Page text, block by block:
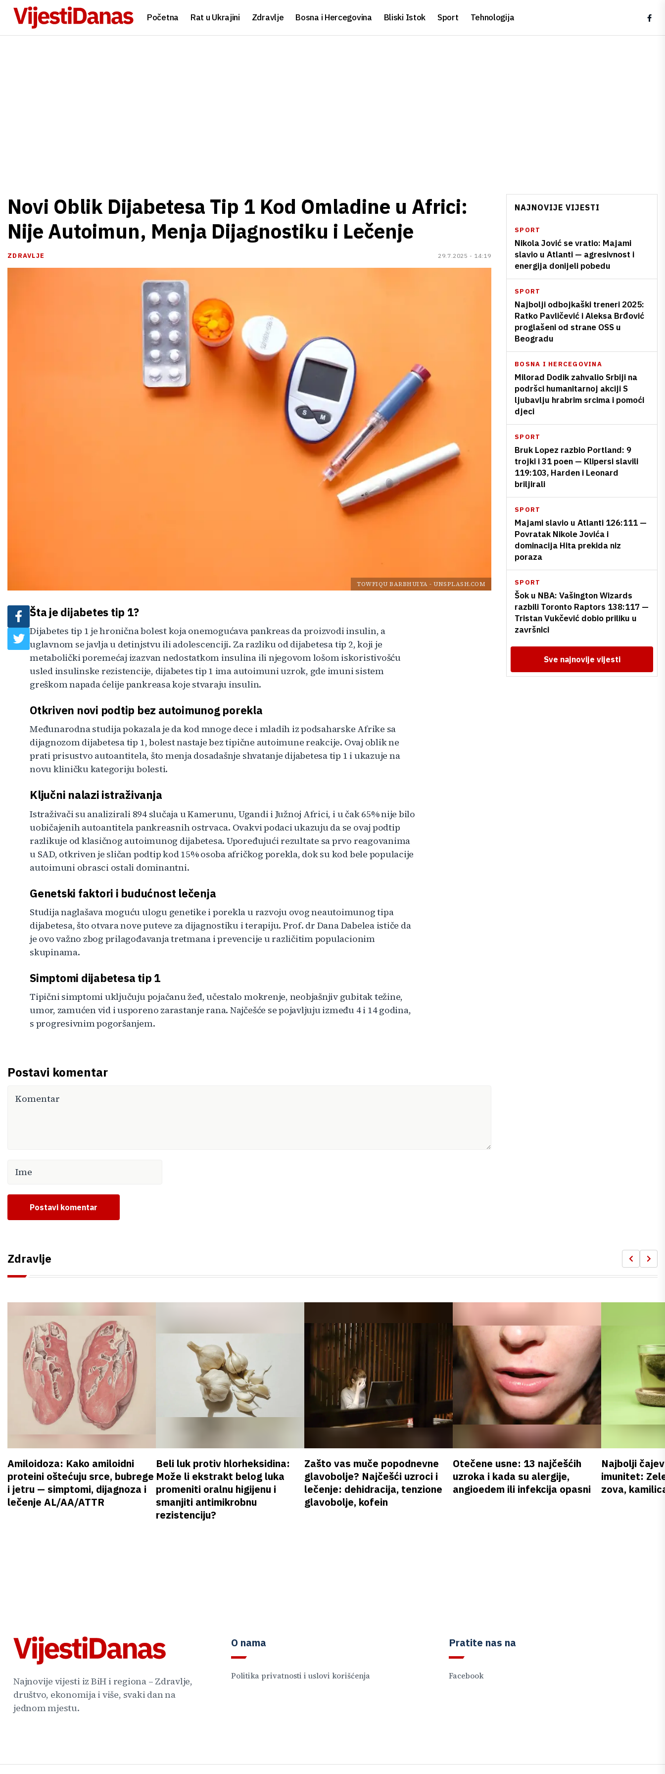
Početna Rat u Ukrajini Zdravlje Bosna i Hercegovina Bliski Istok Sport Tehnologija
Novi Oblik Dijabetesa Tip 1 Kod Omladine u Africi:
Nije Autoimun, Menja Dijagnostiku i Lečenje
ZDRAVLJE 29.7.2025 - 14:19
TOWFIQU BARBHUIYA - UNSPLASH.COM
Šta je dijabetes tip 1?
Dijabetes tip 1 je hronična bolest koja onemogućava pankreas da proizvodi insulin, a
uglavnom se javlja u detinjstvu ili adolescenciji. Za razliku od dijabetesa tip 2, koji je
metabolički poremećaj izazvan nedostatkom insulina ili njegovom lošom iskoristivošću
usled insulinske rezistencije, dijabetes tip 1 ima autoimuni uzrok, gde imuni sistem
greškom napada ćelije pankreasa koje stvaraju insulin.
Otkriven novi podtip bez autoimunog porekla
Međunarodna studija pokazala je da kod mnoge dece i mladih iz podsaharske Afrike sa
dijagnozom dijabetesa tip 1, bolest nastaje bez tipične autoimune reakcije. Ovaj oblik ne
prati prisustvo autoantitela, što menja dosadašnje shvatanje dijabetesa tip 1 i ukazuje na
novu kliničku kategoriju bolesti.
Ključni nalazi istraživanja
Istraživači su analizirali 894 slučaja u Kamerunu, Ugandi i Južnoj Africi, i u čak 65% nije bilo
uobičajenih autoantitela pankreasnih ostrvaca. Ovakvi podaci ukazuju da se ovaj podtip
razlikuje od klasičnog autoimunog dijabetesa. Upoređujući rezultate sa prvo reagovanima
u SAD, otkriven je sličan podtip kod 15% osoba afričkog porekla, dok su kod bele populacije
autoimuni obrasci ostali dominantni.
Genetski faktori i budućnost lečenja
Studija naglašava moguću ulogu genetike i porekla u razvoju ovog neautoimunog tipa
dijabetesa, što otvara nove puteve za dijagnostiku i terapiju. Prof. dr Dana Dabelea ističe da
je ovo važno zbog prilagođavanja tretmana i prevencije u različitim populacionim
skupinama.
Simptomi dijabetesa tip 1
Tipični simptomi uključuju pojačanu žeđ, učestalo mokrenje, neobjašnjiv gubitak težine,
umor, zamućen vid i usporeno zarastanje rana. Najčešće se pojavljuju između 4 i 14 godina,
s progresivnim pogoršanjem.
Postavi komentar
Postavi komentar
NAJNOVIJE VIJESTI
SPORT
Nikola Jović se vratio: Majami
slavio u Atlanti — agresivnost i
energija donijeli pobedu
SPORT
Najbolji odbojkaški treneri 2025:
Ratko Pavličević i Aleksa Brđović
proglašeni od strane OSS u
Beogradu
BOSNA I HERCEGOVINA
Milorad Dodik zahvalio Srbiji na
podršci humanitarnoj akciji S
ljubavlju hrabrim srcima i pomoći
djeci
SPORT
Bruk Lopez razbio Portland: 9
trojki i 31 poen — Klipersi slavili
119:103, Harden i Leonard
briljirali
SPORT
Majami slavio u Atlanti 126:111 —
Povratak Nikole Jovića i
dominacija Hita prekida niz
poraza
SPORT
Šok u NBA: Vašington Wizards
razbili Toronto Raptors 138:117 —
Tristan Vukčević dobio priliku u
završnici
Sve najnovije vijesti
Zdravlje
Amiloidoza: Kako amiloidni
proteini oštećuju srce, bubrege
i jetru — simptomi, dijagnoza i
lečenje AL/AA/ATTR
Beli luk protiv hlorheksidina:
Može li ekstrakt belog luka
promeniti oralnu higijenu i
smanjiti antimikrobnu
rezistenciju?
Zašto vas muče popodnevne
glavobolje? Najčešći uzroci i
lečenje: dehidracija, tenzione
glavobolje, kofein
Otečene usne: 13 najčešćih
uzroka i kada su alergije,
angioedem ili infekcija opasni
Najbolji
imunitet:
zova,
Najnovije vijesti iz BiH i regiona – Zdravlje,
društvo, ekonomija i više, svaki dan na
jednom mjestu.
O nama
Politika privatnosti i uslovi korišćenja
Pratite nas na
Facebook